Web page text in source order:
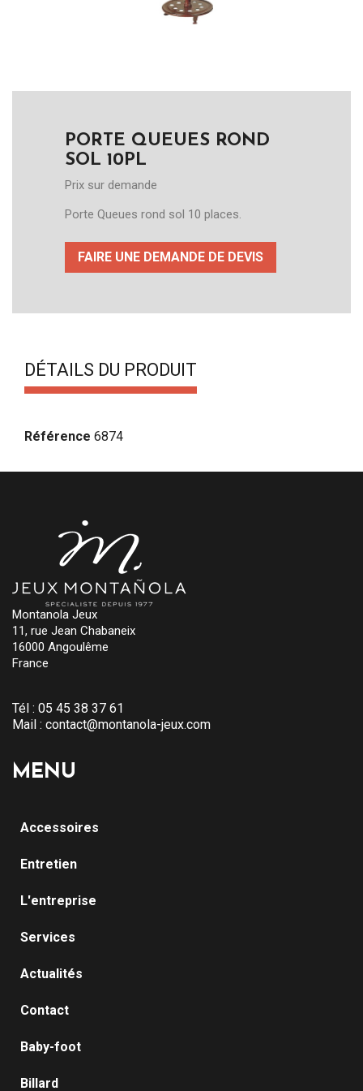
PORTE QUEUES ROND
SOL 10PL
Prix sur demande
Porte Queues rond sol 10 places.
FAIRE UNE DEMANDE DE DEVIS
DÉTAILS DU PRODUIT
Référence 6874
Montanola Jeux
11, rue Jean Chabaneix
16000 Angoulême
France
Tél : 05 45 38 37 61
Mail : contact@montanola-jeux.com
MENU
Accessoires
Entretien
L'entreprise
Services
Actualités
Contact
Baby-foot
Billard